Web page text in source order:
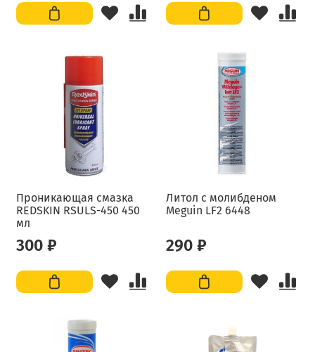
Проникающая смазка
REDSKIN RSULS-450 450
мл
300 ₽
Литол с молибденом
Meguin LF2 6448
290 ₽